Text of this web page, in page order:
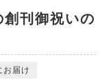
刊御祝いの
お届け